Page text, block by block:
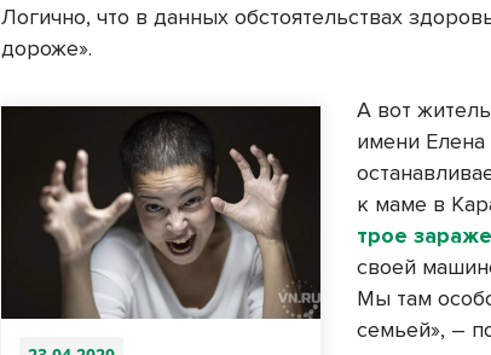
Логично, что в данных обстоятельствах
дороже».
А вот
имени
к маме в
трое
своей
Мы там
семьей», –